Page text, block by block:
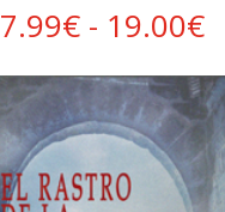
7.99€ - 19.00€
de